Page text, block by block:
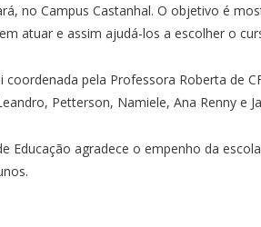
no Campus Castanhal. O objetivo é
atuar e assim ajudá-los a escolher o
coordenada pela Professora Roberta de
Petterson, Namiele, Ana Renny e
Educação agradece o empenho da